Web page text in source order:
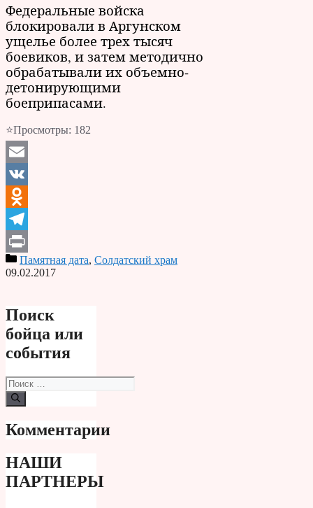
Федеральные войска
блокировали в Аргунском
ущелье более трех тысяч
боевиков, и затем методично
обрабатывали их объемно-
детонирующими
боеприпасами.
⭐Просмотры: 182
Email
VK
Odnoklassniki
Telegram
PrintПамятная дата, Солдатский храм
09.02.2017
Поиск
бойца или
события
Поиск:
Комментарии
НАШИ
ПАРТНЕРЫ